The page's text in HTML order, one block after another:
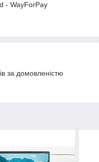
- WayForPay
за домовленістю